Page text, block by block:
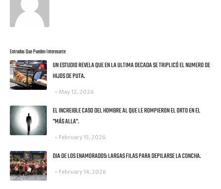
Entradas Que Pueden Interesarte
UN ESTUDIO REVELA QUE EN LA ULTIMA DECADA SE TRIPLICÓ EL NUMERO DE
HIJOS DE PUTA.
May 12, 2026
EL INCREIBLE CASO DEL HOMBRE AL QUE LE ROMPIERON EL ORTO EN EL
"MÁS ALLA".
February 15, 2026
DIA DE LOS ENAMORADOS: LARGAS FILAS PARA DEPILARSE LA CONCHA.
February 14, 2026